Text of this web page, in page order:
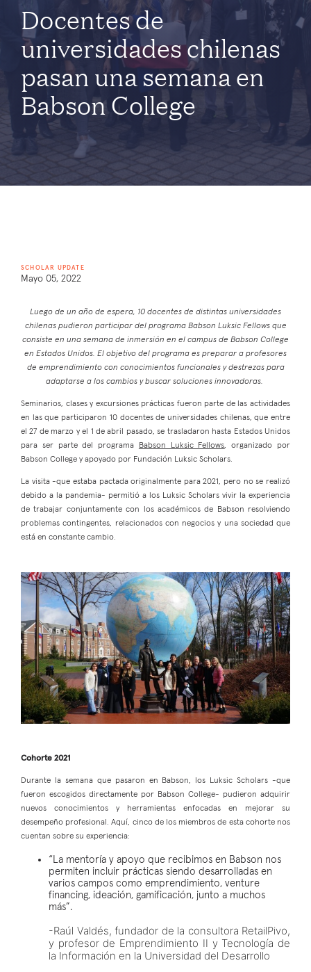
Docentes de
universidades chilenas
pasan una semana en
Babson College
SCHOLAR UPDATE
Mayo 05, 2022
Luego de un año de espera, 10 docentes de distintas universidades
chilenas pudieron participar del programa Babson Luksic Fellows que
consiste en una semana de inmersión en el campus de Babson College
en Estados Unidos. El objetivo del programa es preparar a profesores
de emprendimiento con conocimientos funcionales y destrezas para
adaptarse a los cambios y buscar soluciones innovadoras.
Seminarios, clases y excursiones prácticas fueron parte de las actividades
en las que participaron 10 docentes de universidades chilenas, que entre
el 27 de marzo y el 1 de abril pasado, se trasladaron hasta Estados Unidos
para ser parte del programa
Babson Luksic Fellows, organizado por
Babson College y apoyado por Fundación Luksic Scholars.
La visita -que estaba pactada originalmente para 2021, pero no se realizó
debido a la pandemia- permitió a los Luksic Scholars vivir la experiencia
de trabajar conjuntamente con los académicos de Babson resolviendo
problemas contingentes, relacionados con negocios y una sociedad que
está en constante cambio.
Cohorte 2021
Durante la semana que pasaron en Babson, los Luksic Scholars -que
fueron escogidos directamente por Babson College- pudieron adquirir
nuevos conocimientos y herramientas enfocadas en mejorar su
desempeño profesional. Aquí, cinco de los miembros de esta cohorte nos
cuentan sobre su experiencia:
“La mentoría y apoyo que recibimos en Babson nos
permiten incluir prácticas siendo desarrolladas en
varios campos como emprendimiento, venture
financing, ideación, gamificación, junto a muchos
más”.
-Raúl Valdés, fundador de la consultora RetailPivo,
y profesor de Emprendimiento II y Tecnología de
la Información en la Universidad del Desarrollo